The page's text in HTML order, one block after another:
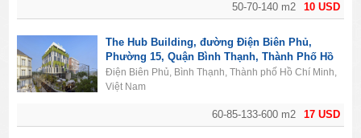
10 USD
50-70-140 m2
17 USD
60-85-133-600 m2
The Hub Building, đường Điện Biên Phủ,
Phường 15, Quận Bình Thạnh, Thành Phố Hồ
Chí Minh
Điện Biên Phủ, Bình Thạnh, Thành phố Hồ Chí Minh,
Việt Nam